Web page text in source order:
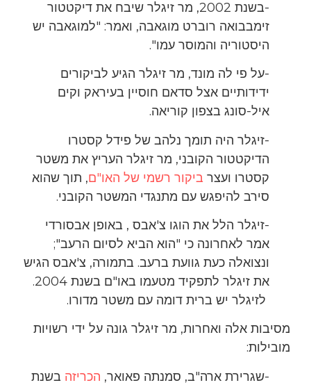
-בשנת 2002, מר זיגלר שיבח את דיקטטור
זימבבואה רוברט מוגאבה, ואמר: "למוגאבה יש
היסטוריה והמוסר עמו".
-על פי לה מונד, מר זיגלר הגיע לביקורים
ידידותיים אצל סדאם חוסיין בעיראק וקים
איל-סונג בצפון קוריאה.
-זיגלר היה תומך נלהב של פידל קסטרו
הדיקטטור הקובני, מר זיגלר העריץ את משטר
קסטרו ועצר ביקור רשמי של האו"ם, תוך שהוא
סירב להיפגש עם מתנגדי המשטר הקובני.
-זיגלר הלל את הוגו צ'אבס , באופן אבסורדי
אמר לאחרונה כי "הוא הביא לסיום הרעב";
ונצואלה כעת גוועת ברעב. בתמורה, צ'אבס הגיש
את זיגלר לתפקיד מטעמו באו"ם בשנת 2004.
לזיגלר יש ברית דומה עם משטר מדורו.
מסיבות אלה ואחרות, מר זיגלר גונה על ידי רשויות
מובילות:
-שגרירת ארה"ב, סמנתה פאואר, הכריזה בשנת